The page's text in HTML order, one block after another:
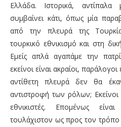
Ελλάδα. Ιστορικά,
συμβαίνει κάτι, όπως μία
από την πλευρά της
τουρκικό εθνικισμό και στη
Εμείς απλά αγαπάμε την
εκείνοι είναι ακραίοι,
αντίθετη πλευρά δεν θα
αντιστροφή των ρόλων; Εκείνοι
εθνικιστές. Επομένως
τουλάχιστον ως προς τον